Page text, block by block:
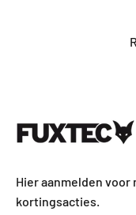
Hier aanmelden
kortingsacties.